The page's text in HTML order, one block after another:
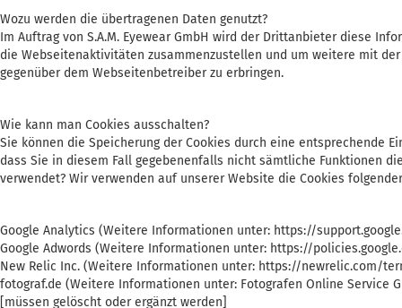
Wozu werden die übertragenen Daten genutzt?
Im Auftrag von S.A.M. Eyewear GmbH wird der Drittanbieter diese
die Webseitenaktivitäten zusammenzustellen und um weitere mit
gegenüber dem Webseitenbetreiber zu erbringen.
Wie kann man Cookies ausschalten?
Sie können die Speicherung der Cookies durch eine entsprechende
dass Sie in diesem Fall gegebenenfalls nicht sämtliche Funktionen
verwendet? Wir verwenden auf unserer Website die Cookies
Google Analytics (Weitere Informationen unter: https://
Google Adwords (Weitere Informationen unter: https://
New Relic Inc. (Weitere Informationen unter: https://newrelic.com/
fotograf.de (Weitere Informationen unter: Fotografen Online
[müssen gelöscht oder ergänzt werden]